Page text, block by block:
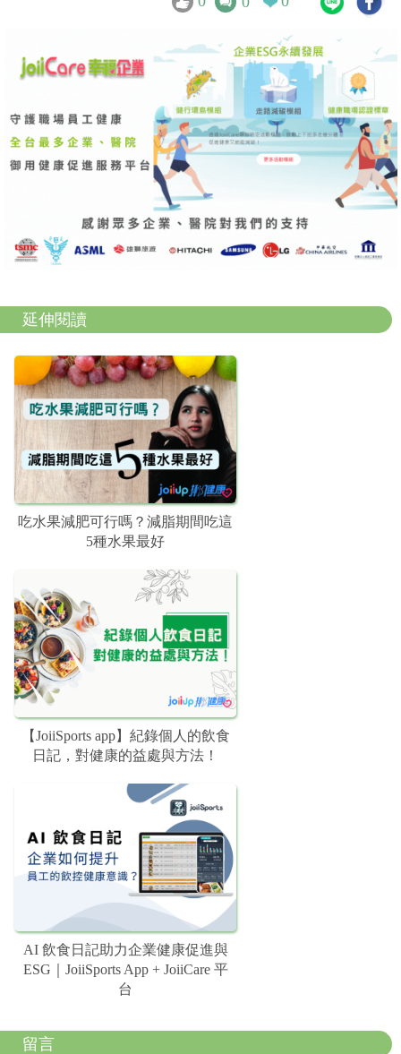
延伸閱讀
吃水果減肥可行嗎？減脂期間吃這
5種水果最好
【JoiiSports app】紀錄個人的飲食
日記，對健康的益處與方法！
AI 飲食日記助力企業健康促進與
ESG｜JoiiSports App + JoiiCare 平
台
留言